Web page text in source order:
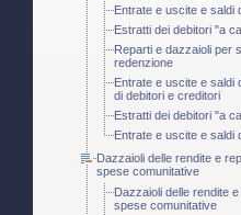
Entrate e uscite e saldi
Estratti dei debitori "a
Reparti e dazzaioli per
redenzione
Entrate e uscite e saldi
di debitori e creditori
Estratti dei debitori "a
Entrate e uscite e saldi
Dazzaioli delle rendite e
spese comunitative
Dazzaioli delle rendite
spese comunitative